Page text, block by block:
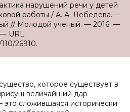
нарушений речи у детей
работы / А. А. Лебедева. —
// Молодой ученый. — 2016. —
URL:
26910.
которое существует в
величайший дар
сложившаяся исторически